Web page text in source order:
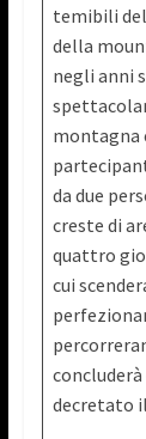
temibili
della
negli anni
montagna
da due
creste di
quattro
cui
concluderà
decretato